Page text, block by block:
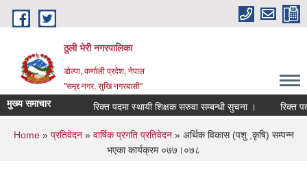
Skip to main content
ठुली भेरी नगरपालिका
डाेल्पा, कर्णाली प्रदेश, नेपाल
''समृद्द नगर, सुखि नगरबासी''
मुख्य समाचार रिक्त पदमा स्थायी शिक्षक सरुवा सम्बन्धी सुचना । रिक्त पदमा
You are here
Home» प्रतिवेदन» वार्षिक प्रगति प्रतिवेदन» अर्थिक विकास (पशु ,कृषि) सम्पन्न
भएका कार्यक्रम ०७७।०७८